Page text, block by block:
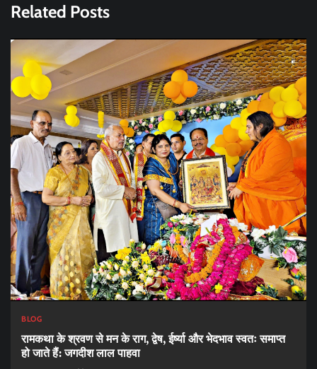
Related Posts
BLOG
रामकथा के श्रवण से मन के राग, द्वेष, ईर्ष्या और भेदभाव स्वतः समाप्त
हो जाते हैं: जगदीश लाल पाहवा